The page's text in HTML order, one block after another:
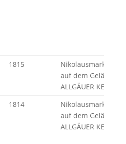
1815
Nikolausmarkt
auf dem Gelände
ALLGÄUER KERAMIK
1814
Nikolausmarkt
auf dem Gelände
ALLGÄUER KERAMIK